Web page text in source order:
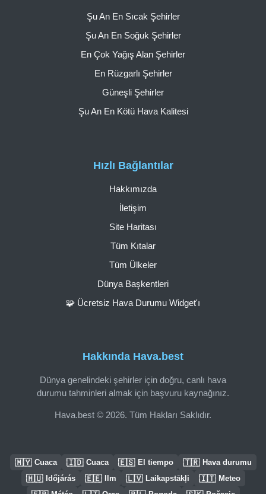
Hakkında Hava.best
Dünya genelindeki şehirler için doğru, canlı hava
durumu tahminleri almak için başvuru kaynağınız.
Hava.best © 2026. Tüm Hakları Saklıdır.
Hızlı Bağlantılar
Hakkımızda
İletişim
Site Haritası
Tüm Kıtalar
Tüm Ülkeler
Dünya Başkentleri
🧩 Ücretsiz Hava Durumu Widget'ı
Şu An En Sıcak Şehirler
Şu An En Soğuk Şehirler
En Çok Yağış Alan Şehirler
En Rüzgarlı Şehirler
Güneşli Şehirler
Şu An En Kötü Hava Kalitesi
🇲🇾 Cuaca 🇮🇩 Cuaca 🇪🇸 El tiempo 🇹🇷 Hava durumu
🇭🇺 Időjárás 🇪🇪 Ilm 🇱🇻 Laikapstākļi 🇮🇹 Meteo